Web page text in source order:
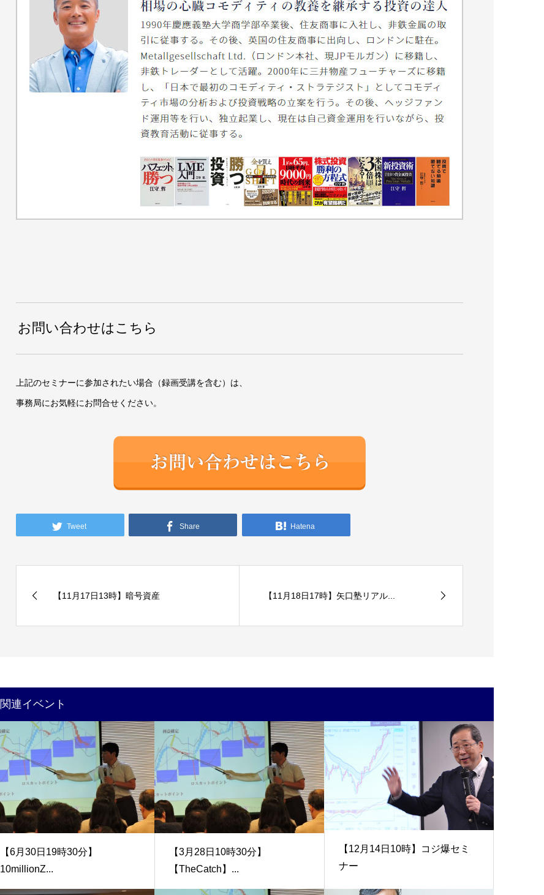
お問い合わせはこちら
上記のセミナーに参加されたい場合（録画受講を含む）は、
事務局にお気軽にお問合せください。
Tweet Share Hatena
【11月17日13時】暗号資産 【11月18日17時】矢口塾リアル...
関連イベント
【6月30日19時30分】
10millionZ...
【3月28日10時30分】
【TheCatch】...
【12月14日10時】コジ爆セミ
ナー